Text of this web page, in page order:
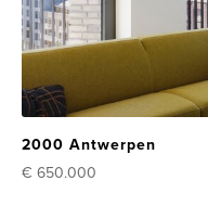
2000 Antwerpen
€ 650.000